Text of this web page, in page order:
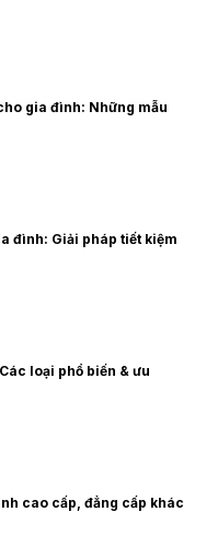
gia đình: Những mẫu
đình: Giải pháp tiết kiệm
loại phổ biến & ưu
cao cấp, đẳng cấp khác